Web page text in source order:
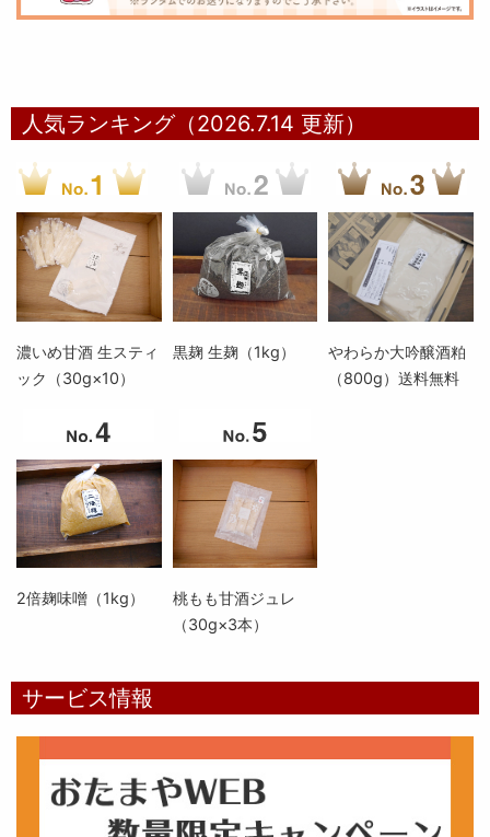
人気ランキング（2026.7.14 更新）
濃いめ甘酒 生スティ
ック（30g×10）
黒麹 生麹（1kg）
やわらか大吟醸酒粕
（800g）送料無料
2倍麹味噌（1kg）
桃もも甘酒ジュレ
（30g×3本）
サービス情報